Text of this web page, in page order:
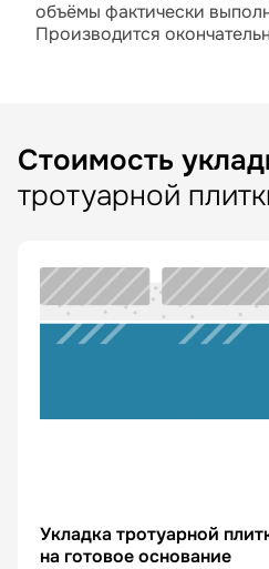
объёмы фактически
Производится
Стоимость
тротуарной
Укладка тротуарной
на готовое основание